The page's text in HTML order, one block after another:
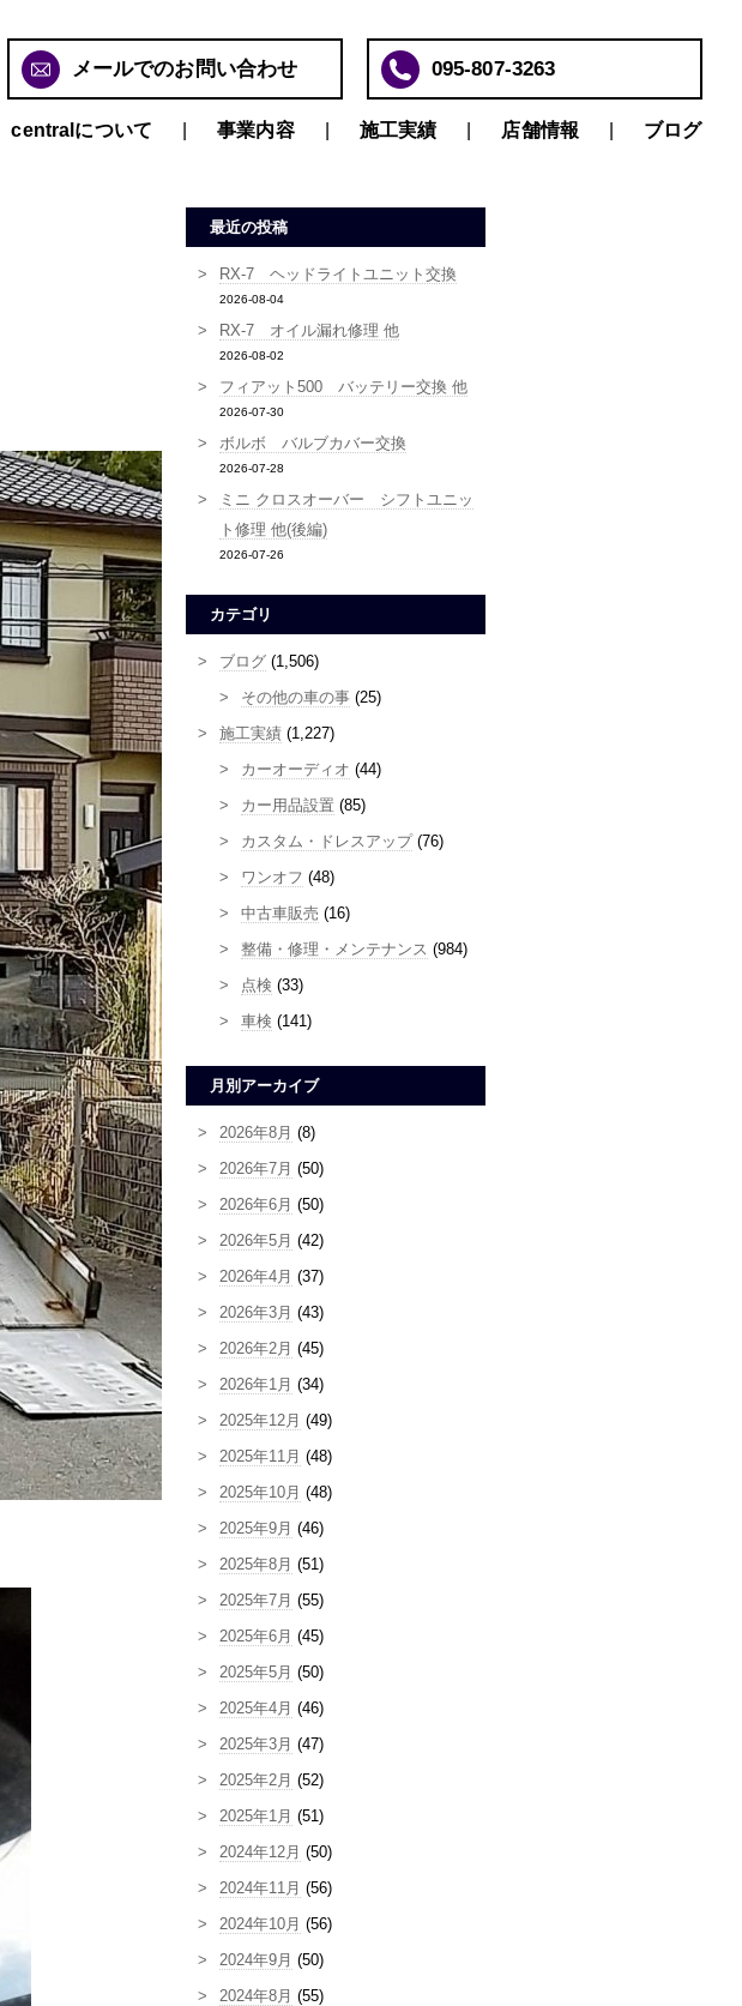
メールでのお問い合わせ 095-807-3263
centralについて 事業内容 施工実績 店舗情報 ブログ
最近の投稿
RX-7 ヘッドライトユニット交換
2026-08-04
RX-7 オイル漏れ修理 他
2026-08-02
フィアット500 バッテリー交換 他
2026-07-30
ボルボ バルブカバー交換
2026-07-28
ミニ クロスオーバー シフトユニッ
ト修理 他(後編)
2026-07-26
カテゴリ
ブログ (1,506)
その他の車の事 (25)
施工実績 (1,227)
カーオーディオ (44)
カー用品設置 (85)
カスタム・ドレスアップ(76)
ワンオフ (48)
中古車販売 (16)
整備・修理・メンテナンス (984)
点検 (33)
車検 (141)
月別アーカイブ
2026年8月 (8)
2026年7月 (50)
2026年6月 (50)
2026年5月 (42)
2026年4月 (37)
2026年3月 (43)
2026年2月 (45)
2026年1月 (34)
2025年12月 (49)
2025年11月 (48)
2025年10月 (48)
2025年9月 (46)
2025年8月 (51)
2025年7月 (55)
2025年6月 (45)
2025年5月 (50)
2025年4月 (46)
2025年3月 (47)
2025年2月 (52)
2025年1月 (51)
2024年12月 (50)
2024年11月 (56)
2024年10月 (56)
2024年9月 (50)
2024年8月 (55)